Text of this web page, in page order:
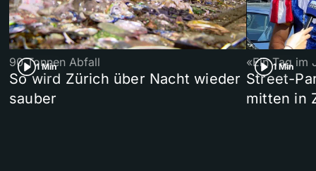
1 Min
90 Tonnen Abfall
So wird Zürich über Nacht wieder
sauber
1 Min
«Ein Tag im
Street-
mitten in